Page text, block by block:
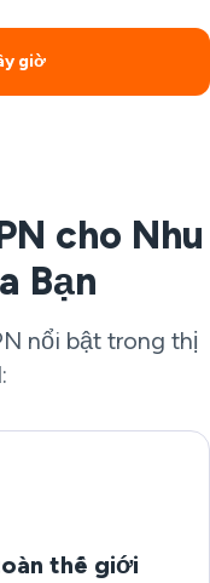
giờ
cho Nhu
Bạn
nổi bật trong thị
thế giới